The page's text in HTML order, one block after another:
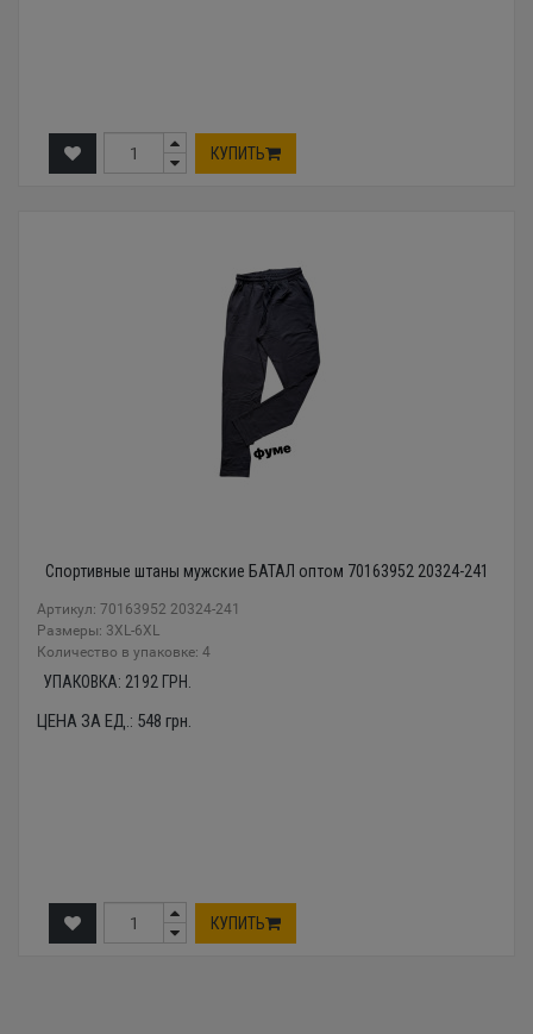
КУПИТЬ
Спортивные штаны мужские БАТАЛ оптом 70163952 20324-241
Артикул: 70163952 20324-241
Размеры: 3XL-6XL
Количество в упаковке: 4
УПАКОВКА: 2192 ГРН.
ЦЕНА ЗА ЕД.: 548 грн.
КУПИТЬ